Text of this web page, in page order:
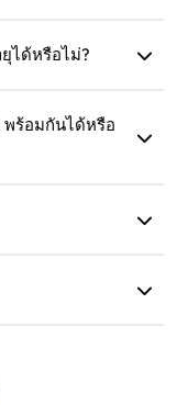
ได้หรือไม่?
พร้อมกันได้หรือ
กติ
ารคืนเงินจะถูก